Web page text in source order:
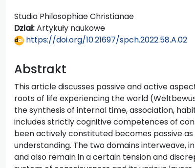
Studia Philosophiae Christianae
Dział:Artykuły naukowe
https://doi.org/10.21697/spch.2022.58.A.02
Abstrakt
This article discusses passive and active
roots of life experiencing the world
the synthesis of internal time, association,
includes strictly cognitive competences of
been actively constituted becomes passive
understanding. The two domains interweave,
and also remain in a certain tension and